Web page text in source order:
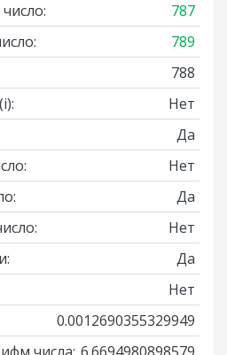
787
789
788
(i):
Нет
Да
Нет
Да
Нет
Да
Нет
0.0012690355329949